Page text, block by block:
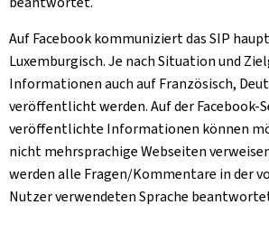
Auf Facebook kommuniziert das SIP
Luxemburgisch. Je nach Situation und
Informationen auch auf Französisch,
veröffentlicht werden. Auf der Facebook-
veröffentlichte Informationen können
nicht mehrsprachige Webseiten
werden alle Fragen/Kommentare in der
Nutzer verwendeten Sprache